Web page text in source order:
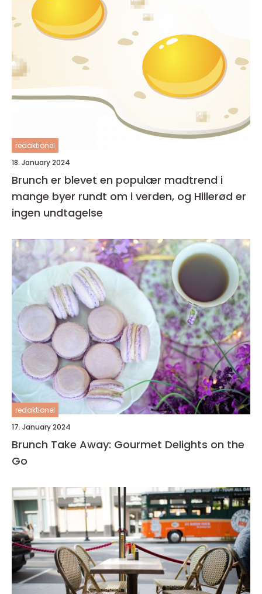
redaktionel
18. January 2024
Brunch er blevet en populær madtrend i
mange byer rundt om i verden, og Hillerød er
ingen undtagelse
redaktionel
17. January 2024
Brunch Take Away: Gourmet Delights on the
Go